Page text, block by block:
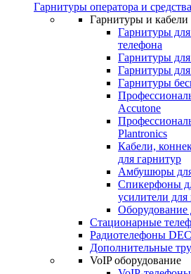
Гарнитуры оператора и
Гарнитуры и кабели
Гарнитуры
телефона
Гарнитуры
Гарнитуры
Гарнитуры
Accutone
Plantronics
Кабели,
для гарнитур
Амбушюры для
Cпикерфоны
усилители для
Оборудование
Стационарные
Радиотелефоны
Дополнительные
VoIP оборудование